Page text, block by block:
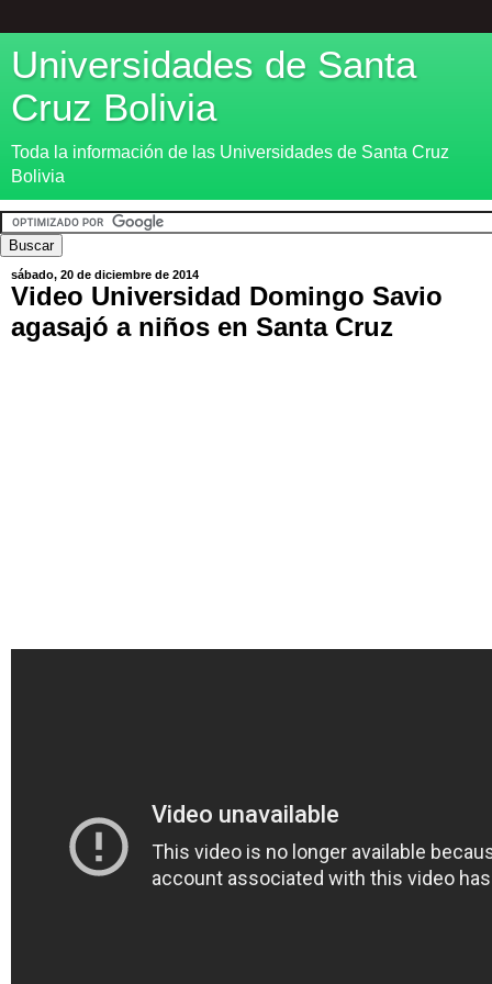
Universidades de Santa
Cruz Bolivia
Toda la información de las Universidades de Santa Cruz
Bolivia
sábado, 20 de diciembre de 2014
Video Universidad Domingo Savio
agasajó a niños en Santa Cruz